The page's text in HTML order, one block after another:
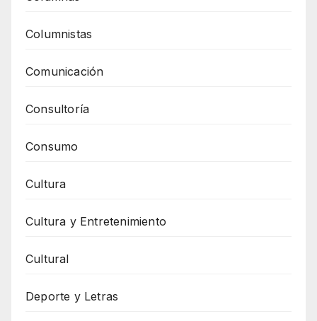
Columnistas
Comunicación
Consultoría
Consumo
Cultura
Cultura y Entretenimiento
Cultural
Deporte y Letras